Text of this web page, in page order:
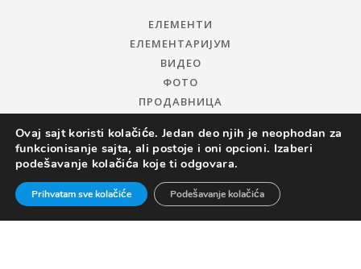
ЕЛЕМЕНТИ
ЕЛЕМЕНТАРИЈУМ
ВИДЕО
ФОТО
ПРОДАВНИЦА
© 2019 ЦЕНТАР ЗА ПРОМОЦИЈУ НАУКЕ
Ovaj sajt koristi kolačiće. Jedan deo njih je neophodan za
funkcionisanje sajta, ali postoje i oni opcioni. Izaberi
podešavanje kolačića koje ti odgovara.
Prihvatam sve kolačiće Podešavanje kolačića